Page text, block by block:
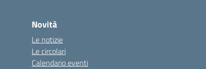
Novità
Le notizie
Le circolari
Calendario eventi